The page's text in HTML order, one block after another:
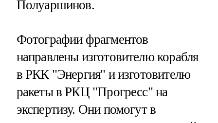
Полуаршинов.
Фотографии фрагментов
направлены изготовителю корабля
в РКК "Энергия" и изготовителю
ракеты в РКЦ "Прогресс" на
экспертизу. Они помогут в